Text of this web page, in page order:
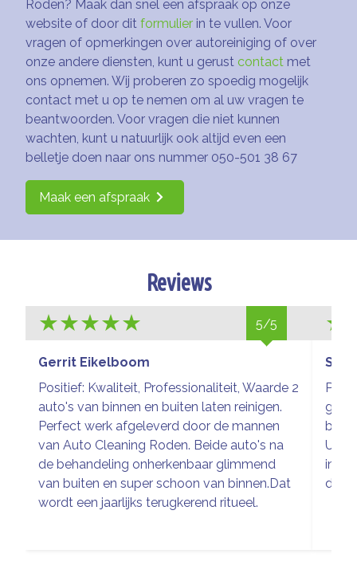
Roden? Maak dan snel een afspraak op onze
website of door dit formulier in te vullen. Voor
vragen of opmerkingen over autoreiniging of over
onze andere diensten, kunt u gerust contact met
ons opnemen. Wij proberen zo spoedig mogelijk
contact met u op te nemen om al uw vragen te
beantwoorden. Voor vragen die niet kunnen
wachten, kunt u natuurlijk ook altijd even een
belletje doen naar ons nummer 050-501 38 67
Maak een afspraak
Reviews
5/5
Gerrit Eikelboom
Positief: Kwaliteit, Professionaliteit, Waarde 2
auto's van binnen en buiten laten reinigen.
Perfect werk afgeleverd door de mannen
van Auto Cleaning Roden. Beide auto's na
de behandeling onherkenbaar glimmend
van buiten en super schoon van binnen.Dat
wordt een jaarlijks terugkerend ritueel.
de